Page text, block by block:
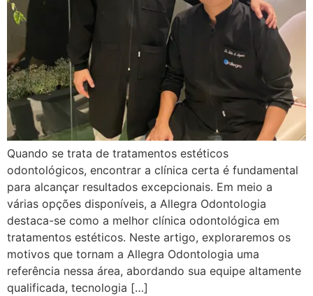
Quando se trata de tratamentos estéticos
odontológicos, encontrar a clínica certa é fundamental
para alcançar resultados excepcionais. Em meio a
várias opções disponíveis, a Allegra Odontologia
destaca-se como a melhor clínica odontológica em
tratamentos estéticos. Neste artigo, exploraremos os
motivos que tornam a Allegra Odontologia uma
referência nessa área, abordando sua equipe altamente
qualificada, tecnologia […]